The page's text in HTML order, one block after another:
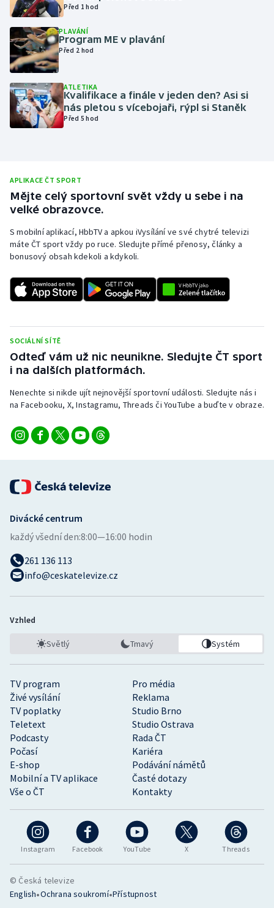
Lyže a snowboard
Moderní pětiboj
Motorsport
Olympijské hry
Parasport
Plážový volejbal
Rychlobruslení
Rychlostní kanoistika
Sportovní střelba
Stolní tenis
Triatlon
Veslování
Volejbal
Ostatní
Před 1 hod
PLAVÁNÍ
Program ME v plavání
Před 2 hod
ATLETIKA
Kvalifikace a finále v jeden den? Asi si
nás pletou s vícebojaři, rýpl si Staněk
Před 5 hod
APLIKACE ČT SPORT
Mějte celý sportovní svět vždy u sebe i na
velké obrazovce.
S mobilní aplikací, HbbTV a apkou iVysílání ve své chytré televizi
máte ČT sport vždy po ruce. Sledujte přímé přenosy, články a
bonusový obsah kdekoli a kdykoli.
SOCIÁLNÍ SÍTĚ
Odteď vám už nic neunikne. Sledujte ČT sport
i na dalších platformách.
Nenechte si nikde ujít nejnovější sportovní události. Sledujte nás i
na Facebooku, X, Instagramu, Threads či YouTube a buďte v obraze.
Instagram Facebook YouTube X Threads
TV program
Pro média
Živé vysílání
Reklama
TV poplatky
Studio Brno
Teletext
Studio Ostrava
Podcasty
Rada ČT
Počasí
Kariéra
E-shop
Podávání námětů
Mobilní a TV aplikace
Časté dotazy
Vše o ČT
Kontakty
Divácké centrum
každý všední den:8:00—16:00 hodin
261 136 113
info@ceskatelevize.cz
Vzhled
Světlý Tmavý Systém
© Česká televize
English•Ochrana soukromí•Přístupnost